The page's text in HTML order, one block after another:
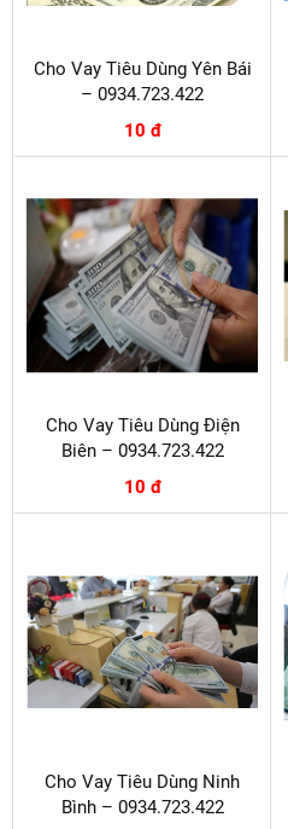
Cho Vay Tiêu Dùng Yên Bái
– 0934.723.422
10 đ
Cho Vay Tiêu Dùng Điện
Biên – 0934.723.422
10 đ
Cho Vay Tiêu Dùng Ninh
Bình – 0934.723.422